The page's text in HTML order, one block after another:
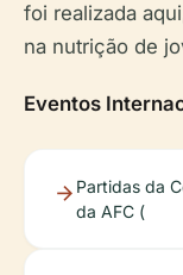
foi realizada
na nutrição de
Eventos
Partidas da
da AFC (